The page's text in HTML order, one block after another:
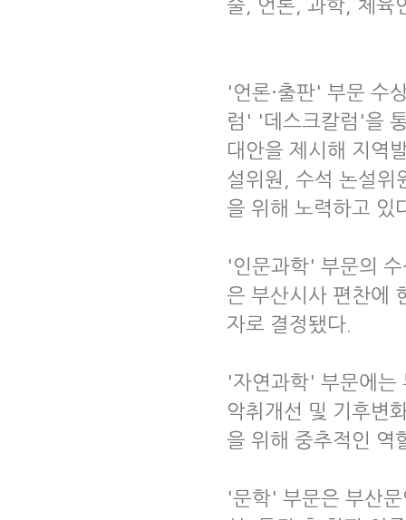
술, 언론, 과학, 체육
'언론·출판' 부문 수
럼' '데스크칼럼'을
대안을 제시해 지역
설위원, 수석 논설위
을 위해 노력하고 있
'인문과학' 부문의
은 부산시사 편찬에
자로 결정됐다.
'자연과학' 부문에는
악취개선 및 기후변
을 위해 중추적인 역
'문학' 부문은 부산